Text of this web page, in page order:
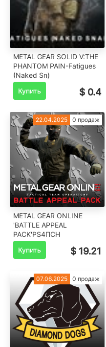
METAL GEAR SOLID V:THE
PHANTOM PAIN-Fatigues
(Naked Sn)
Купить
$ 0.4
22.04.2025 0 продаж
METAL GEAR ONLINE
'BATTLE APPEAL
PACK'PS4ПСН
Купить
$ 19.21
07.06.2025 0 продаж